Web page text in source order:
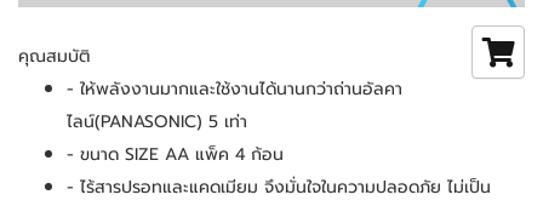
คุณสมบัติ
- ให้พลังงานมากและใช้งานได้นานกว่าถ่านอัลคา
ไลน์(PANASONIC) 5 เท่า
- ขนาด SIZE AA แพ็ค 4 ก้อน
- ไร้สารปรอทและแคดเมียม จึงมั่นใจในความปลอดภัย ไม่เป็น